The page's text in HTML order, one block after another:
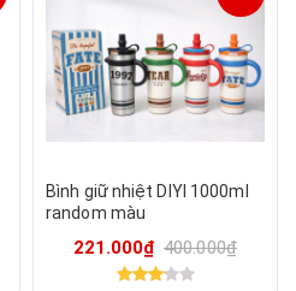
Bình giữ nhiệt DIYI 1000ml
random màu
221.000₫ 400.000₫